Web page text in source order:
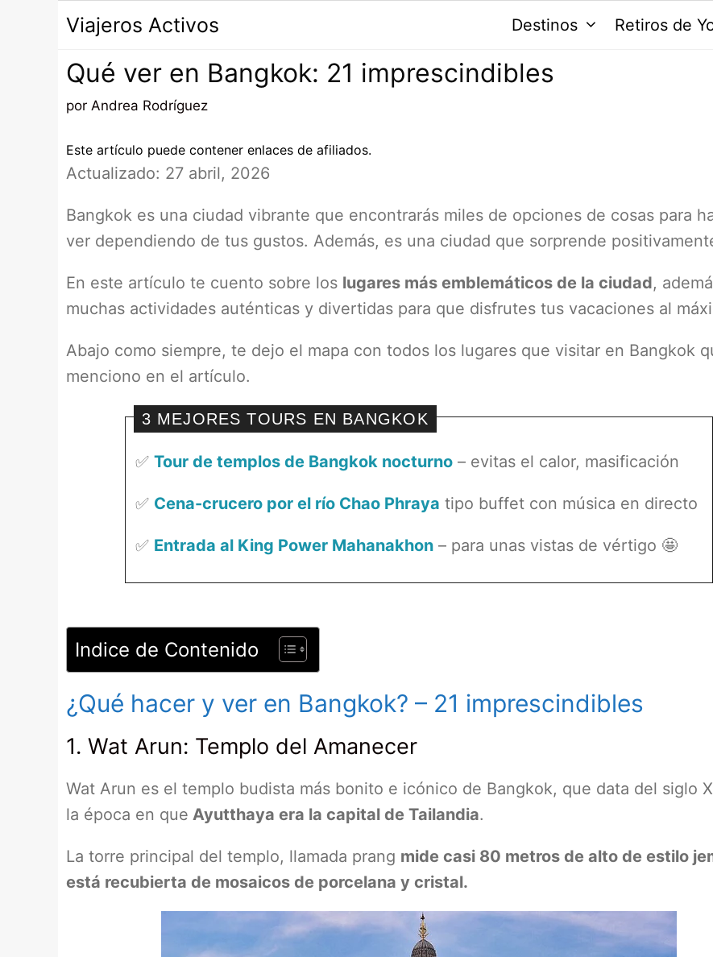
contenido
Viajeros Activos Destinos Retiros de
Qué ver en Bangkok: 21 imprescindibles
por Andrea Rodríguez
Este artículo puede contener enlaces de afiliados.
Actualizado: 27 abril, 2026
Bangkok es una ciudad vibrante que encontrarás miles de opciones de cosas para
ver dependiendo de tus gustos. Además, es una ciudad que sorprende
En este artículo te cuento sobre los lugares más emblemáticos de la ciudad,
muchas actividades auténticas y divertidas para que disfrutes tus vacaciones al
Abajo como siempre, te dejo el mapa con todos los lugares que visitar en Bangkok
menciono en el artículo.
3 MEJORES TOURS EN BANGKOK
✅ Tour de templos de Bangkok nocturno– evitas el calor, masificación
✅ Cena-crucero por el río Chao Phraya tipo buffet con música en directo
✅ Entrada al King Power Mahanakhon– para unas vistas de vértigo 🤩
Indice de Contenido
¿Qué hacer y ver en Bangkok? – 21 imprescindibles
1. Wat Arun: Templo del Amanecer
Wat Arun es el templo budista más bonito e icónico de Bangkok, que data del siglo
la época en que Ayutthaya era la capital de Tailandia.
La torre principal del templo, llamada prang mide casi 80 metros de alto de estilo
está recubierta de mosaicos de porcelana y cristal.